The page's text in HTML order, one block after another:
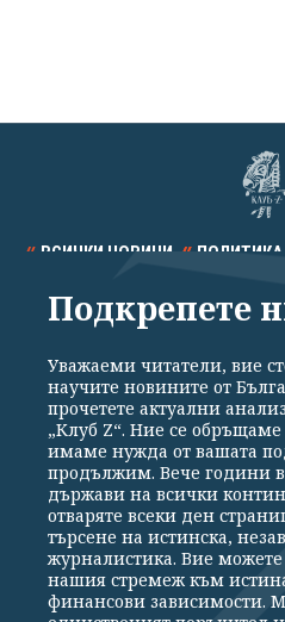
ВСИЧКИ НОВИНИ ПОЛИТИКА
СПОРТ КУЛТУРА
Общи условия
Реклама
Партньори
Екип
Подкрепете
Уважаеми читатели, вие
научите новините от
прочетете актуални
„Клуб Z“. Ние се
имаме нужда от вашата
продължим. Вече години
държави на всички
отваряте всеки ден
търсене на истинска,
журналистика. Вие
нашия стремеж към
финансови зависимости.